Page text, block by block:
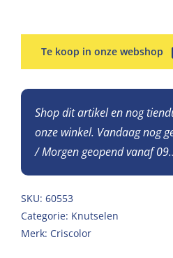
Te koop in onze webshop
Shop dit artikel en nog
onze winkel. Vandaag nog
/ Morgen geopend vanaf
SKU: 60553
Categorie: Knutselen
Merk: Criscolor